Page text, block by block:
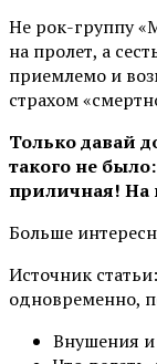
Не рок-группу
на пролет, а
приемлемо и
страхом
Только давай
такого не
приличная! На
Больше
Источник
одновременно,
Внушения